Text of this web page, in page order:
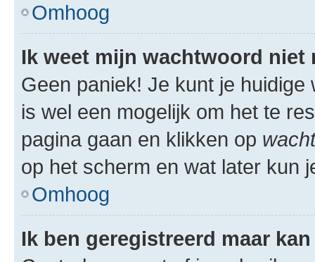
Omhoog
Ik weet mijn wachtwoord niet
Geen paniek! Je kunt je
is wel een mogelijk om het te
pagina gaan en klikken op
op het scherm en wat later kun
Omhoog
Ik ben geregistreerd maar